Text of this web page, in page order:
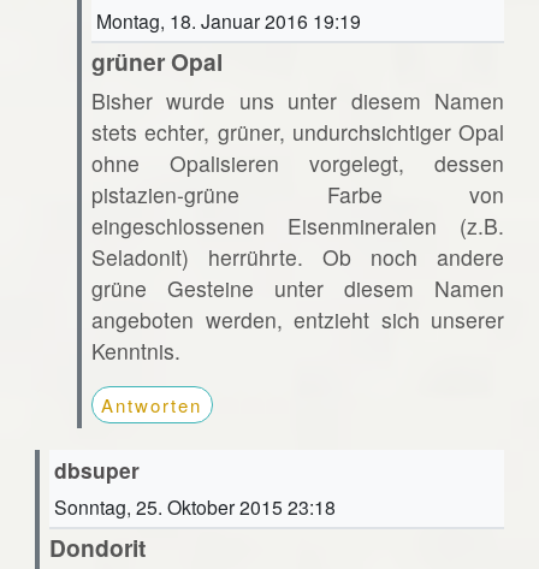
Montag, 18. Januar 2016 19:19
grüner Opal
Bisher wurde uns unter diesem Namen
stets echter, grüner, undurchsichtiger Opal
ohne Opalisieren vorgelegt, dessen
pistazien-grüne Farbe von
eingeschlossenen Eisenmineralen (z.B.
Seladonit) herrührte. Ob noch andere
grüne Gesteine unter diesem Namen
angeboten werden, entzieht sich unserer
Kenntnis.
Antworten
dbsuper
Sonntag, 25. Oktober 2015 23:18
Dondorit